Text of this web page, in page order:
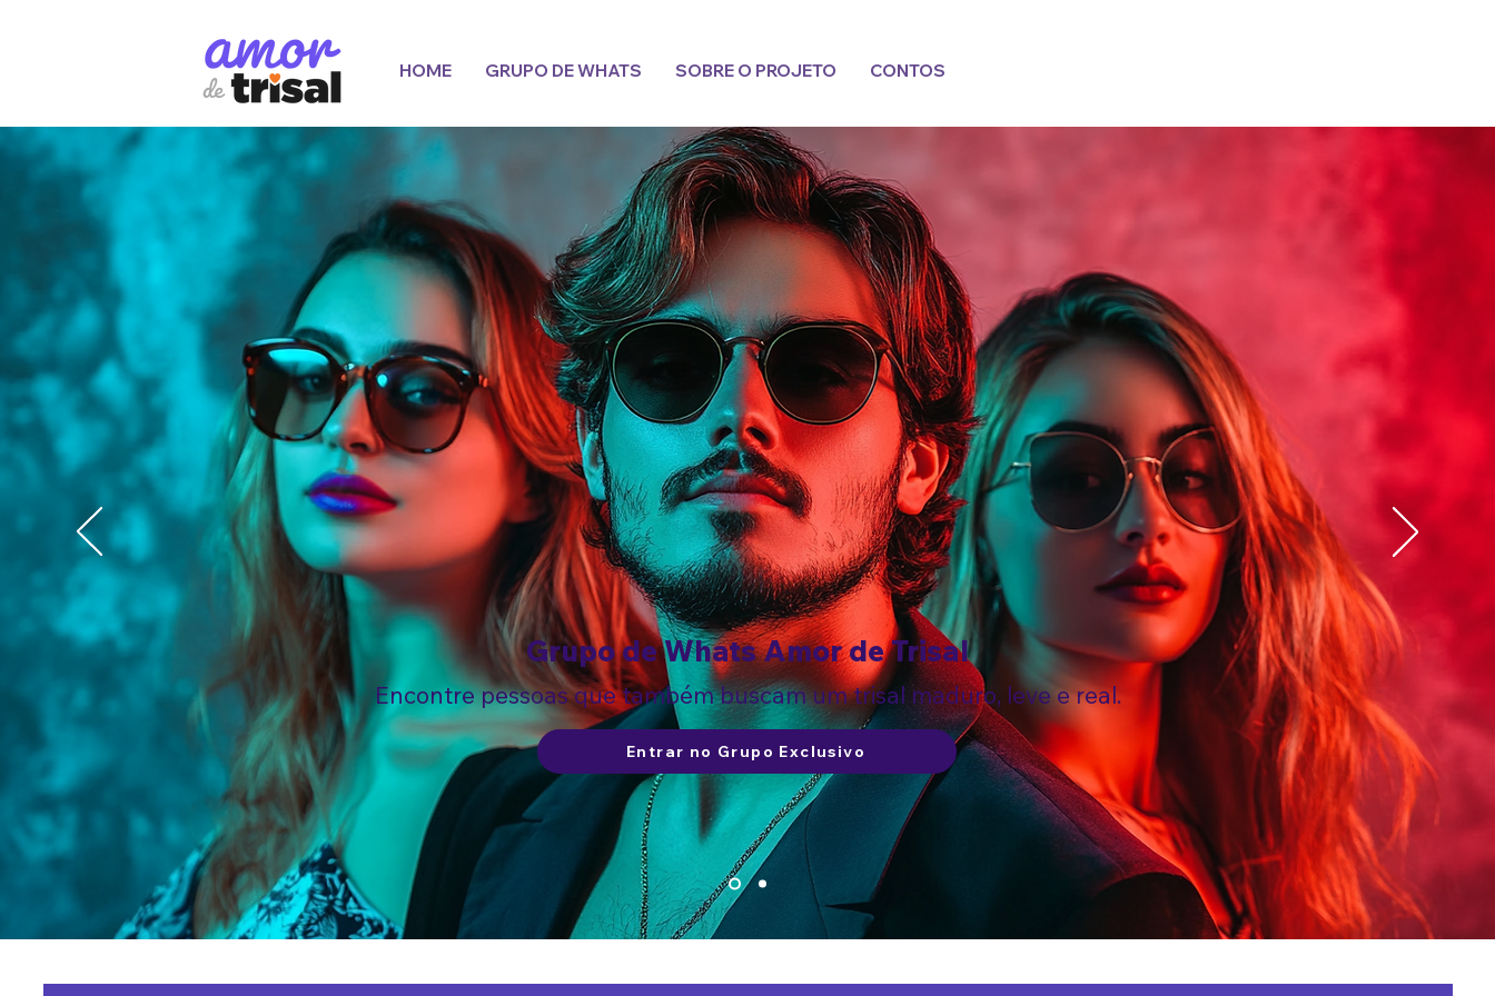
HOME GRUPO DE WHATS SOBRE O PROJETO CONTOS
Grupo de Whats Amor de Trisal
Encontre pessoas que também buscam um trisal maduro, leve e real.
Entrar no Grupo Exclusivo